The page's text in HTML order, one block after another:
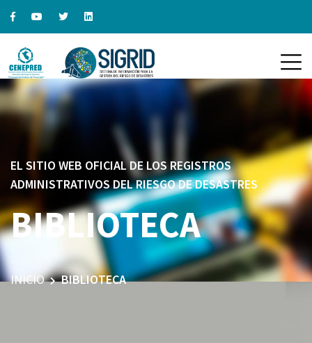
EL SITIO WEB OFICIAL DE LOS REGISTROS
ADMINISTRATIVOS DEL RIESGO DE DESASTRES
BIBLIOTECA
INICIO BIBLIOTECA